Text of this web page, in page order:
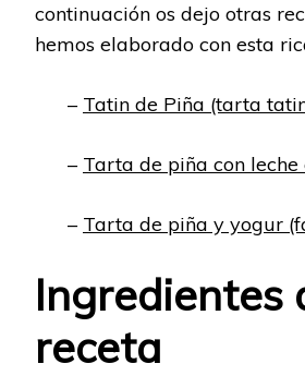
continuación os dejo otras
hemos elaborado con esta
– Tatin de Piña (tarta
– Tarta de piña con leche
– Tarta de piña y yogur
Ingredientes
receta